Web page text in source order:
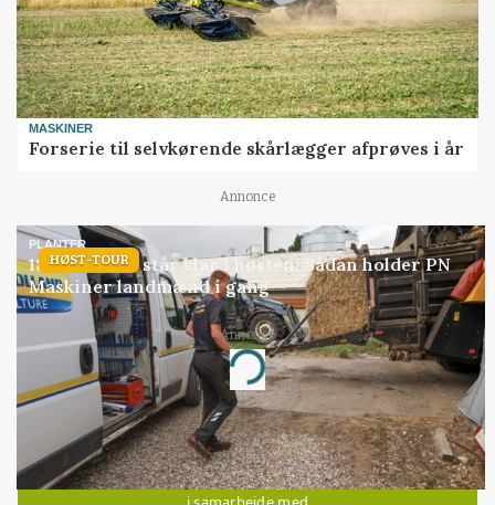
MASKINER
Forserie til selvkørende skårlægger afprøves i år
Annonce
HØST-TOUR
PLANTER
18 montører står klar i høsten: Sådan holder PN
Maskiner landmænd i gang
Annonce
Loading...
Jobs